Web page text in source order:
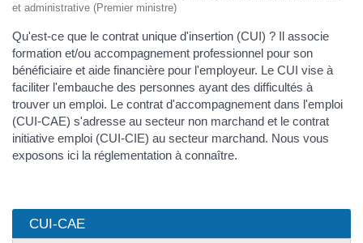
et administrative (Premier ministre)
Qu'est-ce que le contrat unique d'insertion (CUI) ? Il associe
formation et/ou accompagnement professionnel pour son
bénéficiaire et aide financière pour l'employeur. Le CUI vise à
faciliter l'embauche des personnes ayant des difficultés à
trouver un emploi. Le contrat d'accompagnement dans l'emploi
(CUI-CAE) s'adresse au secteur non marchand et le contrat
initiative emploi (CUI-CIE) au secteur marchand. Nous vous
exposons ici la réglementation à connaître.
CUI-CAE